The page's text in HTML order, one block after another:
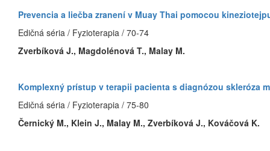
Prevencia a liečba zranení v Muay Thai pomocou
Edičná séria / Fyzioterapia / 70-74
Zverbíková J., Magdolénová T., Malay M.
Komplexný prístup v terapii pacienta s diagnózou skleróza
Edičná séria / Fyzioterapia / 75-80
Černický M., Klein J., Malay M., Zverbíková J., Kováčová K.